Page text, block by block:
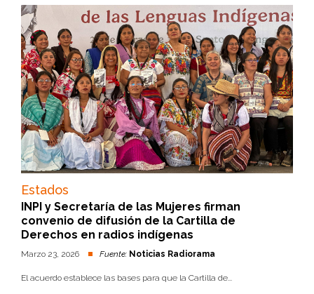
Estados
INPI y Secretaría de las Mujeres firman
convenio de difusión de la Cartilla de
Derechos en radios indígenas
Marzo 23, 2026 Fuente: Noticias Radiorama
El acuerdo establece las bases para que la Cartilla de...